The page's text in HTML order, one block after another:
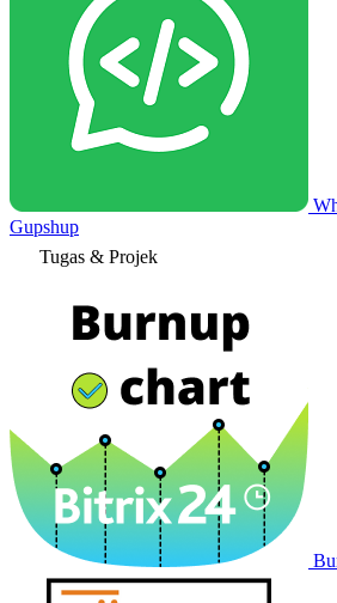
Gupshup
Tugas & Projek